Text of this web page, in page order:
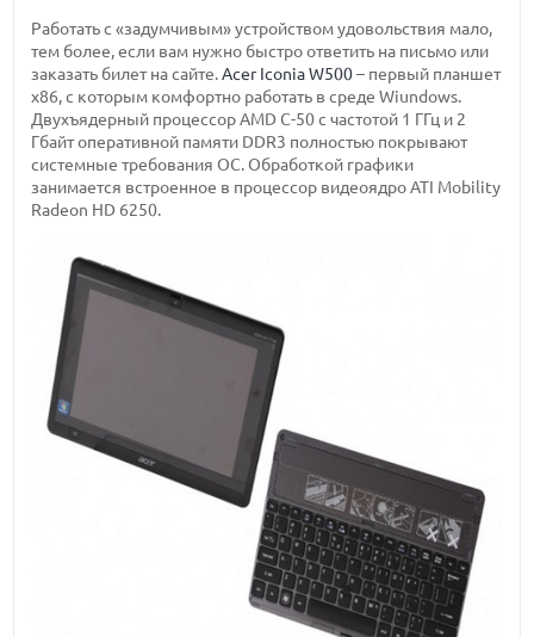
Работать с «задумчивым» устройством удовольствия мало,
тем более, если вам нужно быстро ответить на письмо или
заказать билет на сайте.Acer Iconia W500– первый планшет
x86, с которым комфортно работать в среде Wiundows.
Двухъядерный процессор AMD C-50 с частотой 1 ГГц и 2
Гбайт оперативной памяти DDR3 полностью покрывают
системные требования ОС. Обработкой графики
занимается встроенное в процессор видеоядро ATI Mobility
Radeon HD 6250.